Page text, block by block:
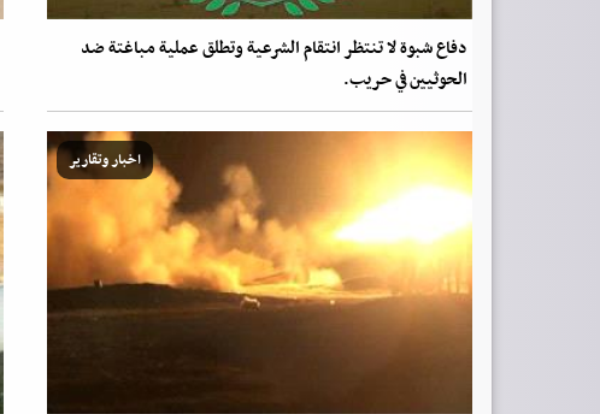
دفاع شبوة لا تنتظر انتقام الشرعية وتطلق عملية مباغتة ضد
الحوثيين في حريب.
اخبار وتقارير